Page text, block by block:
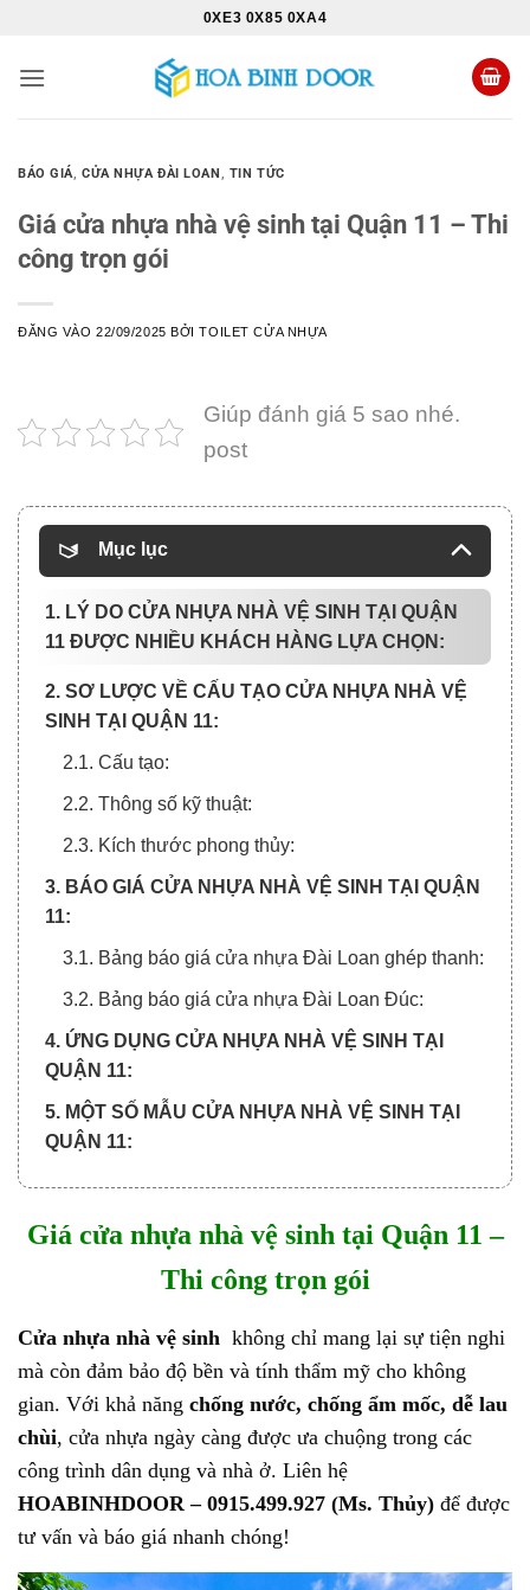
nội
0XE3 0X85 0XA4
BÁO GIÁ,CỬA NHỰA ĐÀI LOAN , TIN TỨC
Giá cửa nhựa nhà vệ sinh tại Quận 11 – Thi
công trọn gói
ĐĂNG VÀO22/09/2025 BỞITOILET CỬA NHỰA
Giúp đánh giá 5 sao nhé.
post
Mục lục
1. LÝ DO CỬA NHỰA NHÀ VỆ SINH TẠI QUẬN
11 ĐƯỢC NHIỀU KHÁCH HÀNG LỰA CHỌN:
2. SƠ LƯỢC VỀ CẤU TẠO CỬA NHỰA NHÀ VỆ
SINH TẠI QUẬN 11:
2.1. Cấu tạo:
2.2. Thông số kỹ thuật:
2.3. Kích thước phong thủy:
3. BÁO GIÁ CỬA NHỰA NHÀ VỆ SINH TẠI QUẬN
11:
3.1. Bảng báo giá cửa nhựa Đài Loan ghép thanh:
3.2. Bảng báo giá cửa nhựa Đài Loan Đúc:
4. ỨNG DỤNG CỬA NHỰA NHÀ VỆ SINH TẠI
QUẬN 11:
5. MỘT SỐ MẪU CỬA NHỰA NHÀ VỆ SINH TẠI
QUẬN 11:
6. TẠI SAO NÊN MUA CỬA Ở HOABINHDOOR?
7. QUY TRÌNH MUA CỬA VÀ THANH TOÁN:
7.1. Quy trình xem cửa nhựa nhà vệ sinh tại Quận
7.2. Quy trình thanh toán chia làm 3 đợt:
Giá cửa nhựa nhà vệ sinh tại Quận 11 –
Thi công trọn gói
Cửa nhựa nhà vệ sinh không chỉ mang lại sự tiện nghi
mà còn đảm bảo độ bền và tính thẩm mỹ cho không
gian. Với khả năng chống nước, chống ẩm mốc, dễ lau
chùi, cửa nhựa ngày càng được ưa chuộng trong các
công trình dân dụng và nhà ở. Liên hệ
HOABINHDOOR – 0915.499.927 (Ms. Thủy) để được
tư vấn và báo giá nhanh chóng!